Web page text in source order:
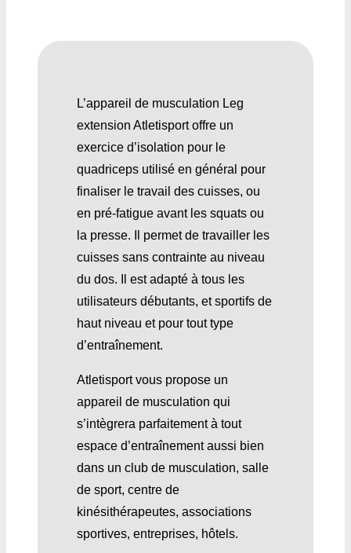
L’appareil de musculation Leg
extension Atletisport offre un
exercice d’isolation pour le
quadriceps utilisé en général pour
finaliser le travail des cuisses, ou
en pré-fatigue avant les squats ou
la presse. Il permet de travailler les
cuisses sans contrainte au niveau
du dos. Il est adapté à tous les
utilisateurs débutants, et sportifs de
haut niveau et pour tout type
d’entraînement.
Atletisport vous propose un
appareil de musculation qui
s’intègrera parfaitement à tout
espace d’entraînement aussi bien
dans un club de musculation, salle
de sport, centre de
kinésithérapeutes, associations
sportives, entreprises, hôtels.